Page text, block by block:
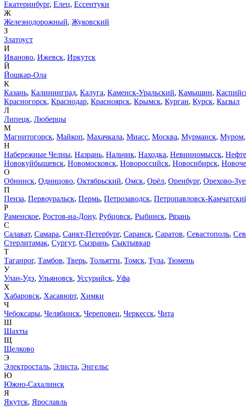
Екатеринбург, Елец, Ессентуки
Ж
Железнодорожный, Жуковский
З
Златоуст
И
Иваново, Ижевск, Иркутск
Й
Йошкар-Ола
К
Казань, Калининград, Калуга, Каменск-Уральский, Камышин,
Красногорск, Краснодар, Красноярск, Крымск, Курган, Курск, Кызыл
Л
Липецк, Люберцы
М
Магнитогорск, Майкоп, Махачкала, Миасс, Москва, Мурманск, Муром,
Н
Набережные Челны, Назрань, Нальчик, Находка, Невинномысск,
Новокуйбышевск, Новомосковск, Новороссийск, Новосибирск,
О
Обнинск, Одинцово, Октябрьский, Омск, Орёл, Оренбург, Орехово-
П
Пенза, Первоуральск, Пермь, Петрозаводск, Петропавловск-
Р
Раменское, Ростов-на-Дону, Рубцовск, Рыбинск, Рязань
С
Салават, Самара, Санкт-Петербург, Саранск, Саратов, Севастополь,
Стерлитамак, Сургут, Сызрань, Сыктывкар
Т
Таганрог, Тамбов, Тверь, Тольятти, Томск, Тула, Тюмень
У
Улан-Удэ, Ульяновск, Уссурийск, Уфа
Х
Хабаровск, Хасавюрт, Химки
Ч
Чебоксары, Челябинск, Череповец, Черкесск, Чита
Ш
Шахты
Щ
Щелково
Э
Электросталь, Элиста, Энгельс
Ю
Южно-Сахалинск
Я
Якутск, Ярославль